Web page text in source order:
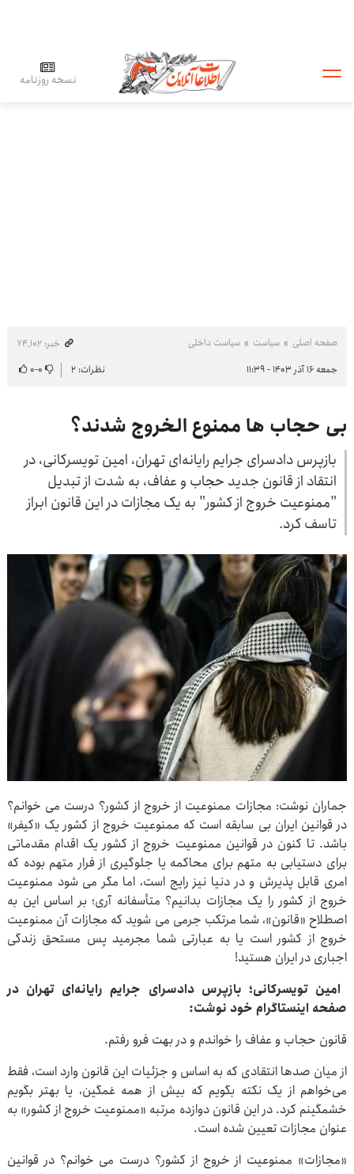
نسخه روزنامه
صفحه اصلی سیاست سیاست داخلی
خبر: ۷۴٬۱۰۲
جمعه ۱۶ آذر ۱۴۰۳ - ۱۱:۳۹
نظرات: ۲ ۰-۰
بی حجاب ها ممنوع الخروج شدند؟
بازپرس دادسرای جرایم رایانه‌ای تهران، امین تویسرکانی، در
انتقاد از قانون جدید حجاب و عفاف، به شدت از تبدیل
"ممنوعیت خروج از کشور" به یک مجازات در این قانون ابراز
تاسف کرد.
جماران نوشت: مجازات ممنوعیت از خروج از کشور؟ درست می خوانم؟
در قوانین ایران بی سابقه است که ممنوعیت خروج از کشور یک «کیفر»
باشد. تا کنون در قوانین ممنوعیت خروج از کشور یک اقدام مقدماتی
برای دستیابی به متهم برای محاکمه یا جلوگیری از فرار متهم بوده که
امری قابل پذیرش و در دنیا نیز رایج است، اما مگر می شود ممنوعیت
خروج از کشور را یک مجازات بدانیم؟ متأسفانه آری؛ بر اساس این به
اصطلاح «قانون»، شما مرتکب جرمی می شوید که مجازات آن ممنوعیت
خروج از کشور است یا به عبارتی شما مجرمید پس مستحق زندگی
اجباری در ایران هستید!
امین تویسرکانی؛ بازپرس دادسرای جرایم رایانه‌ای تهران در
صفحه اینستاگرام خود نوشت:
قانون حجاب و عفاف را خواندم و در بهت فرو رفتم.
از میان صدها انتقادی که به اساس و جزئیات این قانون وارد است، فقط
می‌خواهم از یک نکته بگویم که بیش از همه غمگین، یا بهتر بگویم
خشمگینم کرد. در این قانون دوازده مرتبه «ممنوعیت خروج از کشور» به
عنوان مجازات تعیین شده است.
«مجازات» ممنوعیت از خروج از کشور؟ درست می خوانم؟ در قوانین